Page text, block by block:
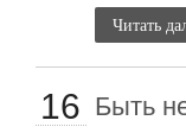
Читать
16 Быть